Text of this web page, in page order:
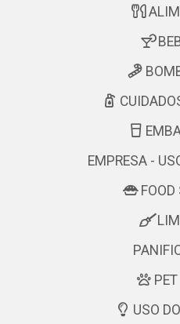
EMPRESA -
FOOD
USO